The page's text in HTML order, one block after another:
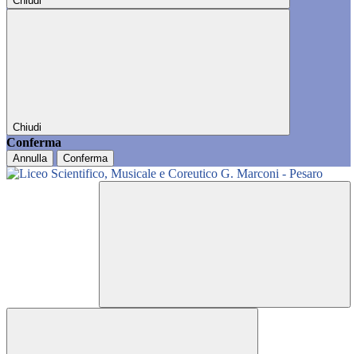
Chiudi
Conferma
Annulla Conferma